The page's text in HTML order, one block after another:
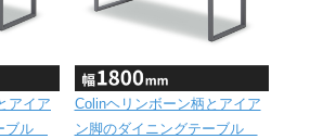
アイア
ブル
Colinヘリンボーン柄とアイア
ン脚のダイニングテーブル